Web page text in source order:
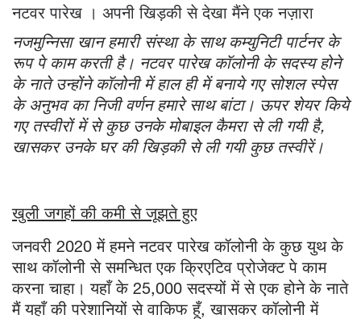
नटवर पारेख । अपनी खिड़की से देखा मैंने एक नज़ारा
नजमुन्निसा खान हमारी संस्था के साथ कम्युनिटी पार्टनर के
रूप पे काम करती है। नटवर पारेख कॉलोनी के सदस्य होने
के नाते उन्होंने कॉलोनी में हाल ही में बनाये गए सोशल स्पेस
के अनुभव का निजी वर्णन हमारे साथ बांटा। ऊपर शेयर किये
गए तस्वीरों में से कुछ उनके मोबाइल कैमरा से ली गयी है,
खासकर उनके घर की खिड़की से ली गयी कुछ तस्वीरें।
खुली जगहों की कमी से जूझते हुए
जनवरी 2020 में हमने नटवर पारेख कॉलोनी के कुछ युथ के
साथ कॉलोनी से समन्धित एक क्रिएटिव प्रोजेक्ट पे काम
करना चाहा। यहाँ के 25,000 सदस्यों में से एक होने के नाते
मैं यहाँ की परेशानियों से वाकिफ हूँ, खासकर कॉलोनी में